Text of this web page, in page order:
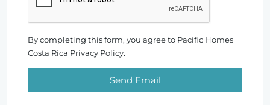
By completing this form, you agree to Pacific Homes
Costa Rica Privacy Policy.
Send Email